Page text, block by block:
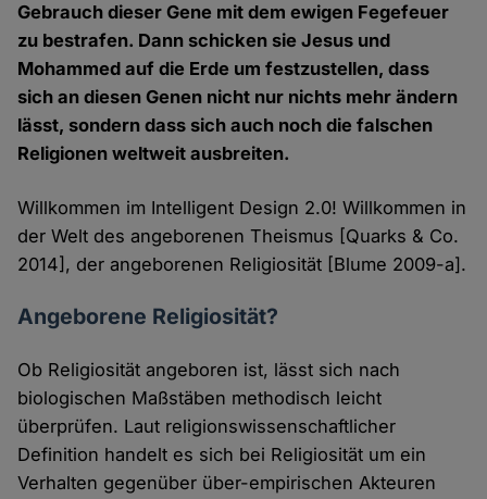
Gebrauch dieser Gene mit dem ewigen Fegefeuer
zu bestrafen. Dann schicken sie Jesus und
Mohammed auf die Erde um festzustellen, dass
sich an diesen Genen nicht nur nichts mehr ändern
lässt, sondern dass sich auch noch die falschen
Religionen weltweit ausbreiten.
Willkommen im Intelligent Design 2.0! Willkommen in
der Welt des angeborenen Theismus [Quarks & Co.
2014], der angeborenen Religiosität [Blume 2009-a].
Angeborene Religiosität?
Ob Religiosität angeboren ist, lässt sich nach
biologischen Maßstäben methodisch leicht
überprüfen. Laut religionswissenschaftlicher
Definition handelt es sich bei Religiosität um ein
Verhalten gegenüber über-empirischen Akteuren